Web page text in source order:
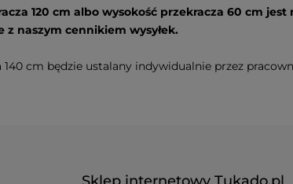
120 cm albo wysokość przekracza 60 cm jest
naszym cennikiem wysyłek.
cm będzie ustalany indywidualnie przez